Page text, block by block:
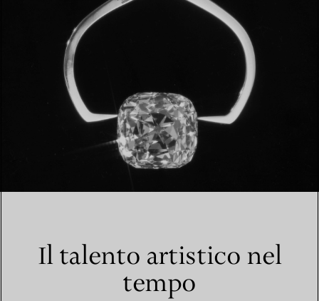
Il talento artistico nel
tempo